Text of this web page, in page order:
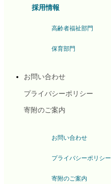
採用情報
高齢者福祉部門
保育部門
お問い合わせ
プライバシーポリシー
寄附のご案内
お問い合わせ
プライバシーポリシー
寄附のご案内